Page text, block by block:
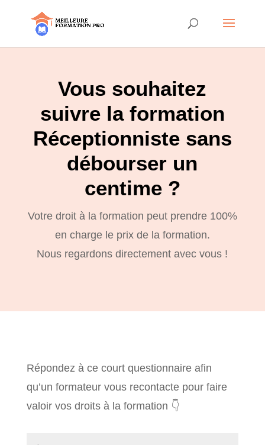
Vous souhaitez
suivre la formation
Réceptionniste sans
débourser un
centime ?
Votre droit à la formation peut prendre 100%
en charge le prix de la formation.
Nous regardons directement avec vous !
Répondez à ce court questionnaire afin
qu’un formateur vous recontacte pour faire
valoir vos droits à la formation 👇